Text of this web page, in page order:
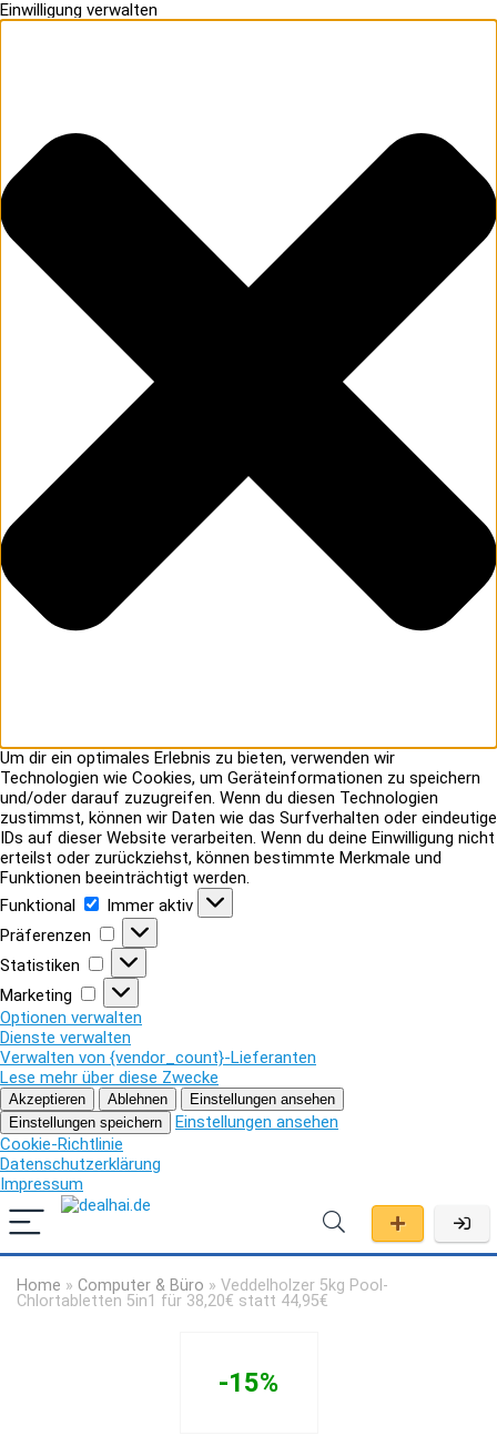
Einwilligung verwalten
Um dir ein optimales Erlebnis zu bieten, verwenden wir
Technologien wie Cookies, um Geräteinformationen zu speichern
und/oder darauf zuzugreifen. Wenn du diesen Technologien
zustimmst, können wir Daten wie das Surfverhalten oder eindeutige
IDs auf dieser Website verarbeiten. Wenn du deine Einwilligung nicht
erteilst oder zurückziehst, können bestimmte Merkmale und
Funktionen beeinträchtigt werden.
Funktional
Funktional
Immer aktiv
Präferenzen
Präferenzen
Statistiken
Statistiken
Marketing
Marketing
Optionen verwalten
Dienste verwalten
Verwalten von {vendor_count}-Lieferanten
Lese mehr über diese Zwecke
Akzeptieren Ablehnen
Einstellungen ansehen
Einstellungen speichern
Einstellungen ansehen
Cookie-Richtlinie
Datenschutzerklärung
Impressum
Home » Computer & Büro » Veddelholzer 5kg Pool-
Chlortabletten 5in1 für 38,20€ statt 44,95€
-15%